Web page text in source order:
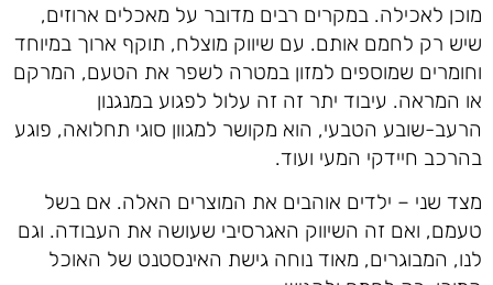
מוכן לאכילה. במקרים רבים מדובר על מאכלים ארוזים,
שיש רק לחמם אותם. עם שיווק מוצלח, תוקף ארוך במיוחד
וחומרים שמוספים למזון במטרה לשפר את הטעם, המרקם
או המראה. עיבוד יתר זה זה עלול לפגוע במנגנון
הרעב-שובע הטבעי, הוא מקושר למגוון סוגי תחלואה, פוגע
בהרכב חיידקי המעי ועוד.
מצד שני – ילדים אוהבים את המוצרים האלה. אם בשל
טעמם, ואם זה השיווק האגרסיבי שעושה את העבודה. וגם
לנו, המבוגרים, מאוד נוחה גישת האינסטנט של האוכל